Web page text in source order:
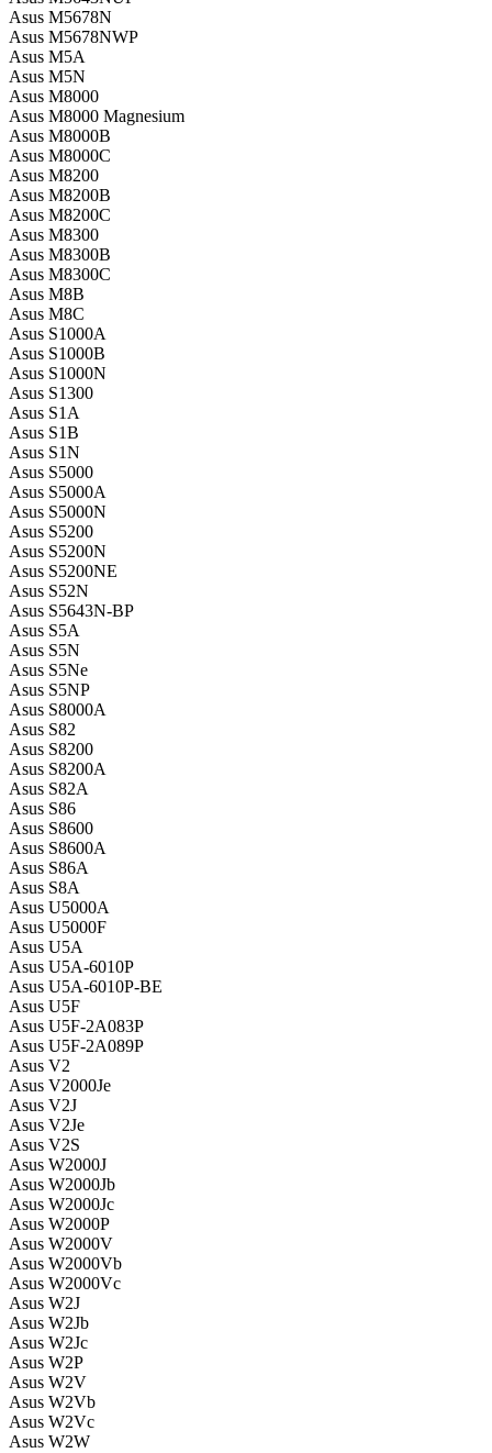
Asus M5678N
Asus M5678NWP
Asus M5A
Asus M5N
Asus M8000
Asus M8000 Magnesium
Asus M8000B
Asus M8000C
Asus M8200
Asus M8200B
Asus M8200C
Asus M8300
Asus M8300B
Asus M8300C
Asus M8B
Asus M8C
Asus S1000A
Asus S1000B
Asus S1000N
Asus S1300
Asus S1A
Asus S1B
Asus S1N
Asus S5000
Asus S5000A
Asus S5000N
Asus S5200
Asus S5200N
Asus S5200NE
Asus S52N
Asus S5643N-BP
Asus S5A
Asus S5N
Asus S5Ne
Asus S5NP
Asus S8000A
Asus S82
Asus S8200
Asus S8200A
Asus S82A
Asus S86
Asus S8600
Asus S8600A
Asus S86A
Asus S8A
Asus U5000A
Asus U5000F
Asus U5A
Asus U5A-6010P
Asus U5A-6010P-BE
Asus U5F
Asus U5F-2A083P
Asus U5F-2A089P
Asus V2
Asus V2000Je
Asus V2J
Asus V2Je
Asus V2S
Asus W2000J
Asus W2000Jb
Asus W2000Jc
Asus W2000P
Asus W2000V
Asus W2000Vb
Asus W2000Vc
Asus W2J
Asus W2Jb
Asus W2Jc
Asus W2P
Asus W2V
Asus W2Vb
Asus W2Vc
Asus W2W